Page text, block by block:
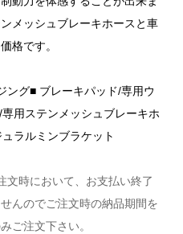
メッシュブレーキホースと車
格です。
ング■ ブレーキパッド/専用ウ
用ステンメッシュブレーキホ
ラルミンブラケット
文時において、お支払い終了
んのでご注文時の納品期間を
ご注文下さい。